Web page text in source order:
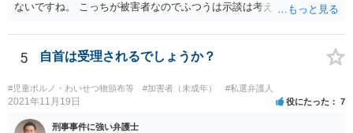
ないですね。 こっちが被害者なのでふつうは示談は考えません。 少年
5 自首は受理されるでしょうか？
#児童ポルノ・わいせつ物頒布等 #加害者（未成年） #私選弁護人
2021年11月19日 役にたった 7
刑事事件に強い弁護士